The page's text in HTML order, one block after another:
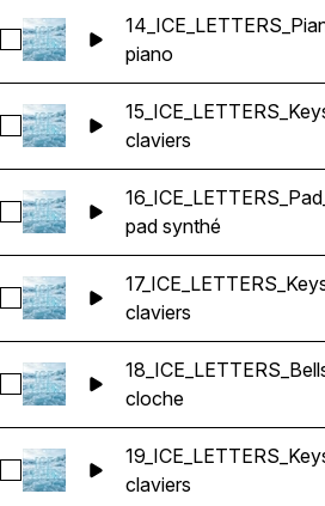
Sélectionnez
piano
Sélectionnez
claviers
Sélectionnez
pad synthé
Sélectionnez
claviers
Sélectionnez
cloche
Sélectionnez
claviers